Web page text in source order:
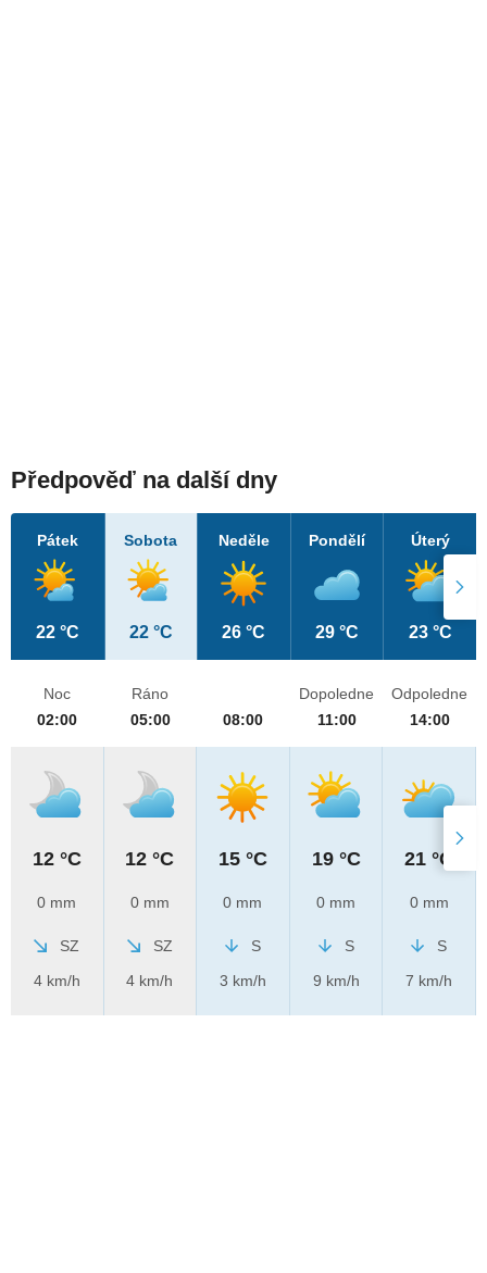
Předpověď na další dny
Pátek
22 °C
Sobota
22 °C
Neděle
26 °C
Pondělí
29 °C
Úterý
23 °C
Noc
02:00
12 °C
0 mm
SZ
4 km/h
Ráno
05:00
12 °C
0 mm
SZ
4 km/h
08:00
15 °C
0 mm
S
3 km/h
Dopoledne
11:00
19 °C
0 mm
S
9 km/h
Odpoledne
14:00
21 °C
0 mm
S
7 km/h